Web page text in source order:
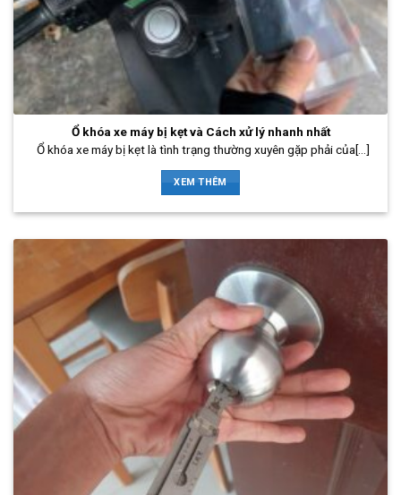
Ổ khóa xe máy bị kẹt và Cách xử lý nhanh nhất
Ổ khóa xe máy bị kẹt là tình trạng thường xuyên gặp phải của[...]
XEM THÊM